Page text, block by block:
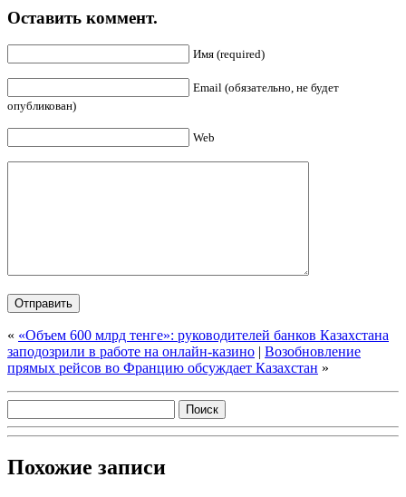
Оставить коммент.
Имя (required)
Email (обязательно, не будет
опубликован)
Web
« «Объем 600 млрд тенге»: руководителей банков Казахстана
заподозрили в работе на онлайн-казино | Возобновление
прямых рейсов во Францию обсуждает Казахстан »
Похожие записи